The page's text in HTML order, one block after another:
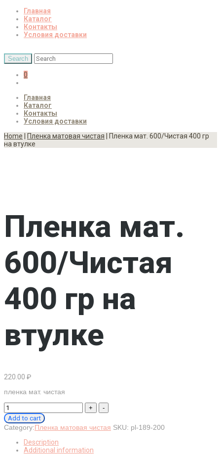
Главная
Каталог
Контакты
Условия доставки
0
Главная
Каталог
Контакты
Условия доставки
Home
Пленка матовая чистая | Пленка мат. 600/Чистая 400 гр
на втулке
Пленка мат.
600/Чистая
400 гр на
втулке
220.00 ₽
пленка мат. чистая
Пленка
мат.
600/
Чистая
Add to cart
Category:Пленка матовая чистая SKU: pl-189-200
Description
Additional information